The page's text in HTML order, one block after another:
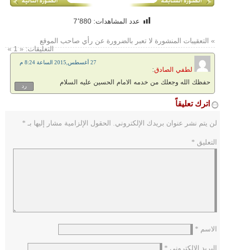
عدد المشاهدات: 7٬880
» التعقيبات المنشورة لا تعبر بالضرورة عن رأي صاحب الموقع
التعليقات: « 1 »
لطفي الصادق:
27 أغسطس,2015 الساعة 8:24 م
حفظك الله وجعلك من خدمه الامام الحسين عليه السلام رد
اترك تعليقاً
لن يتم نشر عنوان بريدك الإلكتروني. الحقول الإلزامية مشار إليها بـ *
التعليق *
الاسم *
البريد الإلكتروني *